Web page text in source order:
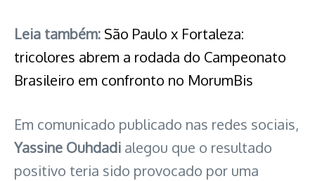
Leia também: São Paulo x Fortaleza:
tricolores abrem a rodada do Campeonato
Brasileiro em confronto no MorumBis
Em comunicado publicado nas redes sociais,
Yassine Ouhdadi alegou que o resultado
positivo teria sido provocado por uma